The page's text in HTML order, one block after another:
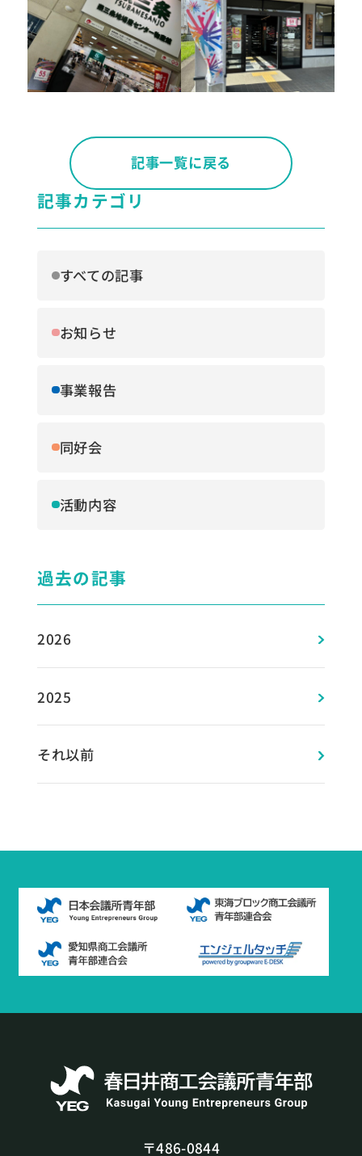
記事一覧に戻る
記事カテゴリ
すべての記事
お知らせ
事業報告
同好会
活動内容
過去の記事
2026
2025
それ以前
〒486-0844